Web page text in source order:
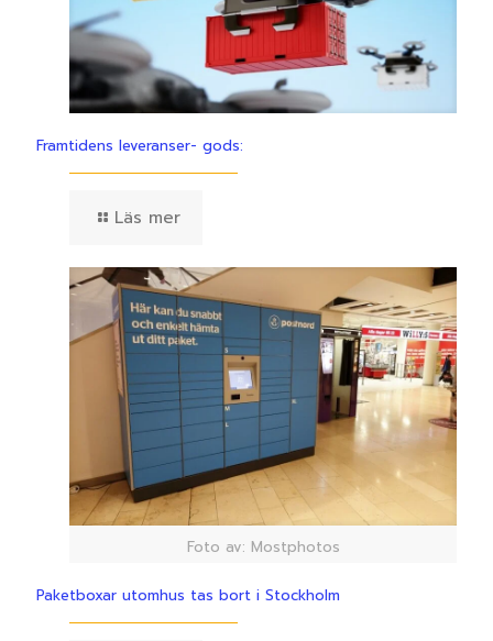
Framtidens leveranser- gods:
Läs mer
Foto av: Mostphotos
Paketboxar utomhus tas bort i Stockholm